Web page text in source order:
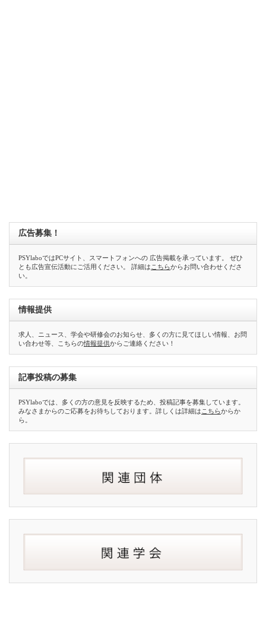
広告募集！
PSYlaboではPCサイト、スマートフォンへの 広告掲載を承っています。 ぜひ
とも広告宣伝活動にご活用ください。 詳細は こちらからお問い合わせくださ
い。
情報提供
求人、ニュース、学会や研修会のお知らせ、多くの方に見てほしい情報、お問
い合わせ等、こちらの情報提供からご連絡ください！
記事投稿の募集
PSYlaboでは、多くの方の意見を反映するため、投稿記事を募集しています。
みなさまからのご応募をお待ちしております。詳しくは詳細は こちらからか
ら。